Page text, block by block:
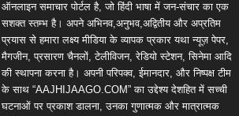
ऑनलाइन समाचार पोर्टल है, जो हिंदी भाषा में जन-संचार का एक
सशक्त स्तम्भ है। अपने अभिनव,अनुभव,अद्वितीय और अप्रतिम
प्रयास से हमारा लक्ष्य मीडिया के व्यापक प्रकार यथा न्यूज़ पेपर,
मैगजीन, प्रसारण चैनलों, टेलीविजन, रेडियो स्टेशन, सिनेमा आदि
की स्थापना करना है। अपनी परिपक्व, ईमानदार, और निष्पक्ष टीम
के साथ “AAJHIJAAGO.COM” का उद्देश्य देशहित में सच्ची
घटनाओं पर प्रकाश डालना, उनका गुणात्मक और मात्रात्मक